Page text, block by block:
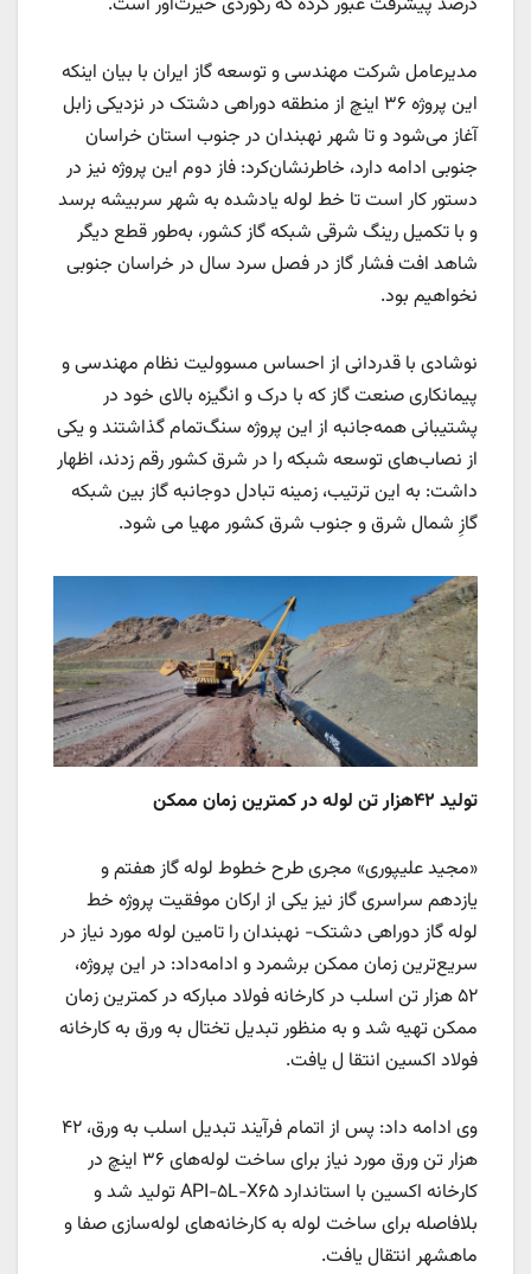
مدیرعامل شرکت مهندسی و توسعه گاز ایران با بیان اینکه
این پروژه ۳۶ اینچ از منطقه دوراهی دشتک در نزدیکی زابل
آغاز می‌شود و تا شهر نهبندان در جنوب استان خراسان
جنوبی ادامه دارد، خاطرنشان‌کرد: فاز دوم این پروژه نیز در
دستور کار است تا خط لوله یادشده به شهر سربیشه برسد
و با تکمیل رینگ شرقی شبکه گاز کشور، به‌طور قطع دیگر
شاهد افت فشار گاز در فصل‌ سرد سال در خراسان جنوبی
نخواهیم بود.
نوشادی با قدردانی از احساس مسوولیت نظام مهندسی و
پیمانکاری صنعت گاز که با درک و انگیزه بالای خود در
پشتیبانی همه‌جانبه از این پروژه سنگ‌تمام گذاشتند و یکی
از نصاب‌های توسعه شبکه‌ را در شرق کشور رقم زدند، اظهار
داشت: به این ترتیب، زمینه تبادل دوجانبه گاز بین شبکه
گازِ شمال شرق و جنوب شرق کشور مهیا می شود.
تولید ۴۲‌هزار تن لوله در کمترین زمان ممکن
«مجید علیپوری» مجری طرح خطوط لوله گاز هفتم و
یازدهم سراسری گاز نیز یکی از ارکان موفقیت‌ پروژه خط
لوله گاز دوراهی دشتک- نهبندان را تامین لوله مورد نیاز در
سریع‌ترین زمان ممکن برشمرد و ادامه‌داد: در این پروژه،
۵۲‌ هزار تن اسلب در کارخانه فولاد مبارکه در کمترین زمان
ممکن تهیه شد و به منظور تبدیل تختال به ورق به کارخانه
فولاد اکسین انتقا ل یافت.
وی ادامه داد: پس از اتمام فرآیند تبدیل اسلب به ورق، ۴۲
هزار تن ورق مورد نیاز برای ساخت لوله‌های ۳۶‌ اینچ در
کارخانه اکسین با استاندارد API-۵L-X۶۵ تولید شد و
بلافاصله برای ساخت لوله به کارخانه‌های لوله‌سازی صفا و
ماهشهر انتقال یافت.